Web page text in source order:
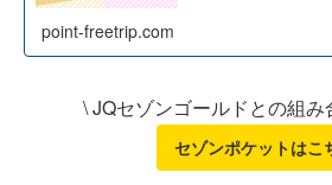
point-freetrip.com
\ JQセゾンゴールドとの組
セゾンポケットはこ